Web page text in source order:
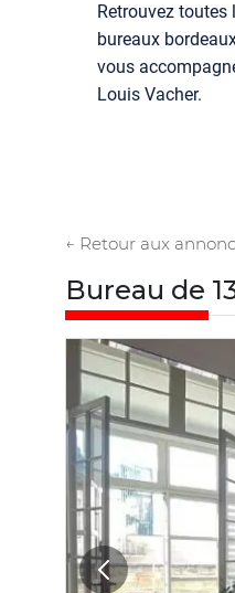
Retrouvez toutes
bureaux
vous
Louis Vacher.
← Retour aux
Bureau de